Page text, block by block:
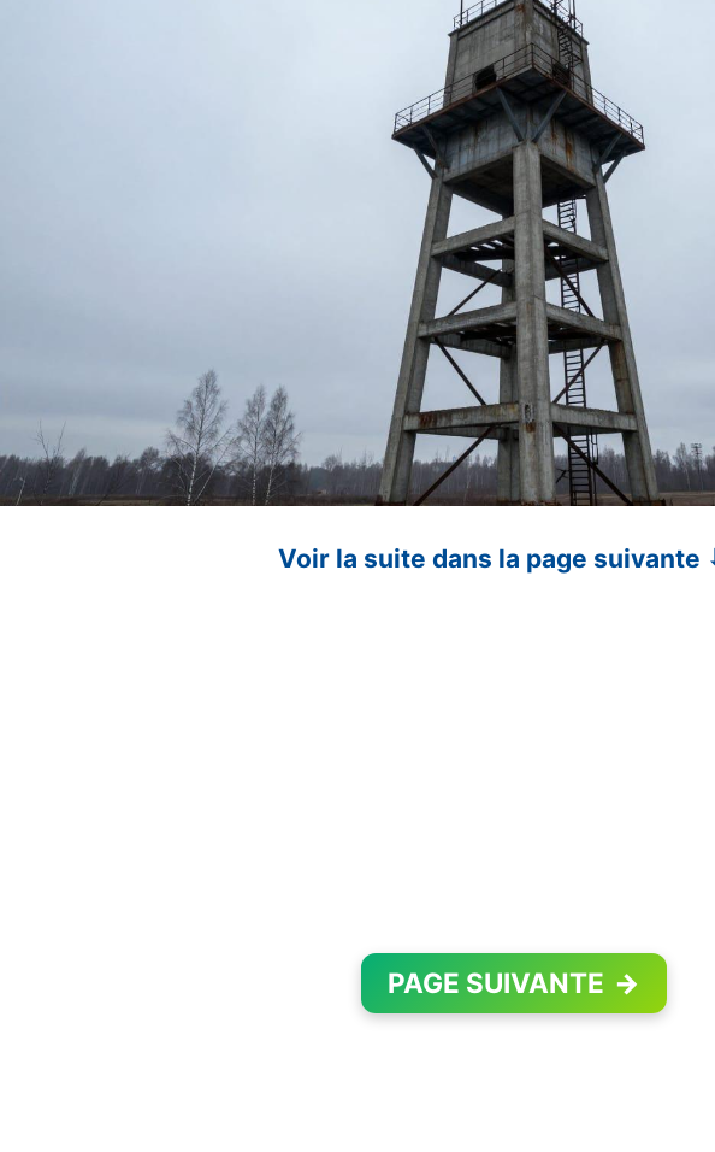
Voir la suite dans la page suivante
PAGE SUIVANTE →